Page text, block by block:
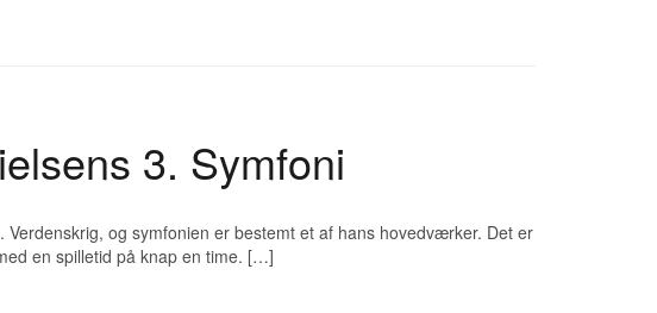
3. Symfoni
og symfonien er bestemt et af hans hovedværker. Det er
en spilletid på knap en time. […]